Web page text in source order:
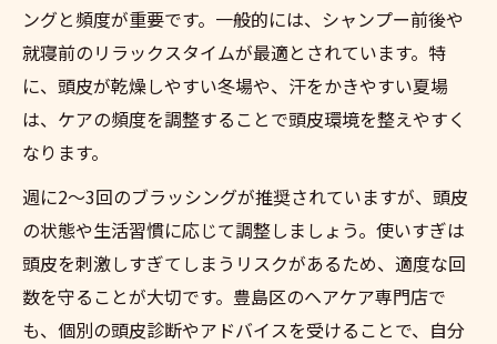
ングと頻度が重要です。一般的には、シャンプー前後や
就寝前のリラックスタイムが最適とされています。特
に、頭皮が乾燥しやすい冬場や、汗をかきやすい夏場
は、ケアの頻度を調整することで頭皮環境を整えやすく
なります。
週に2～3回のブラッシングが推奨されていますが、頭皮
の状態や生活習慣に応じて調整しましょう。使いすぎは
頭皮を刺激しすぎてしまうリスクがあるため、適度な回
数を守ることが大切です。豊島区のヘアケア専門店で
も、個別の頭皮診断やアドバイスを受けることで、自分